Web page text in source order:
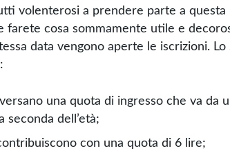
volenterosi a prendere parte a questa
farete cosa sommamente utile e
data vengono aperte le iscrizioni.
una quota di ingresso che va da
seconda dell’età;
con una quota di 6 lire;